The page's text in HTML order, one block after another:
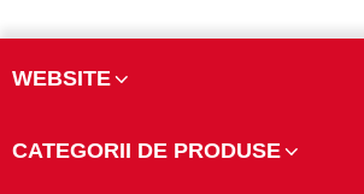
WEBSITE
CATEGORII DE PRODUSE